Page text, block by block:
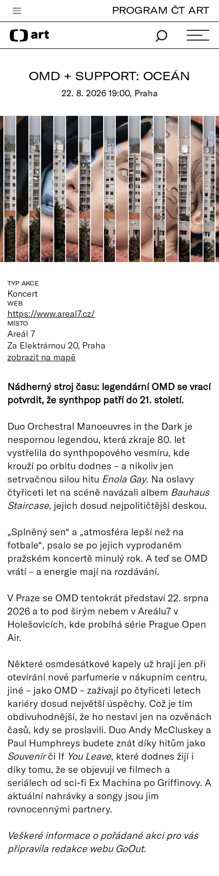
Česká televize
Zpravodajství
Pro děti
edu
Vše o ČT
PROGRAM ČT ART
OMD + SUPPORT: OCEÁN
22. 8. 2026 19:00, Praha
TYP AKCE
Koncert
WEB
https://www.areal7.cz/
MÍSTO
Areál 7
Za Elektrárnou 20, Praha
zobrazit na mapě
Nádherný stroj času: legendární OMD se vrací
potvrdit, že synthpop patří do 21. století.
Duo Orchestral Manoeuvres in the Dark je
nespornou legendou, která zkraje 80. let
vystřelila do synthpopového vesmíru, kde
krouží po orbitu dodnes – a nikoliv jen
setrvačnou silou hitu Enola Gay. Na oslavy
čtyřiceti let na scéně navázali albem Bauhaus
Staircase, jejich dosud nejpolitičtější deskou.
„Splněný sen“ a „atmosféra lepší než na
fotbale“, psalo se po jejich vyprodaném
pražském koncertě minulý rok. A teď se OMD
vrátí – a energie mají na rozdávání.
V Praze se OMD tentokrát představí 22. srpna
2026 a to pod širým nebem v Areálu7 v
Holešovicích, kde probíhá série Prague Open
Air.
Některé osmdesátkové kapely už hrají jen při
otevírání nové parfumerie v nákupním centru,
jiné – jako OMD – zažívají po čtyřiceti letech
kariéry dosud největší úspěchy. Což je tím
obdivuhodnější, že ho nestaví jen na ozvěnách
časů, kdy se proslavili. Duo Andy McCluskey a
Paul Humphreys budete znát díky hitům jako
Souvenirči If You Leave, které dodnes žijí i
díky tomu, že se objevují ve filmech a
seriálech od sci-fi Ex Machina po Griffinovy. A
aktuální nahrávky a songy jsou jim
rovnocennými partnery.
Veškeré informace o pořádané akci pro vás
připravila redakce webu GoOut.